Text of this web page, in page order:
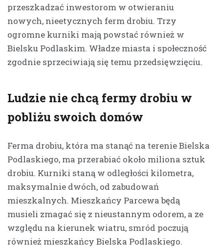
przeszkadzać inwestorom w otwieraniu
nowych, nieetycznych ferm drobiu. Trzy
ogromne kurniki mają powstać również w
Bielsku Podlaskim. Władze miasta i społeczność
zgodnie sprzeciwiają się temu przedsięwzięciu.
Ludzie nie chcą fermy drobiu w
pobliżu swoich domów
Ferma drobiu, która ma stanąć na terenie Bielska
Podlaskiego, ma przerabiać około miliona sztuk
drobiu. Kurniki staną w odległości kilometra,
maksymalnie dwóch, od zabudowań
mieszkalnych. Mieszkańcy Parcewa będą
musieli zmagać się z nieustannym odorem, a ze
względu na kierunek wiatru, smród poczują
również mieszkańcy Bielska Podlaskiego.